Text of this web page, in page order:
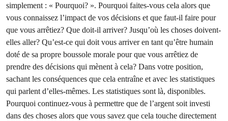
simplement : « Pourquoi? ». Pourquoi faites-vous cela alors que
vous connaissez l’impact de vos décisions et que faut-il faire pour
que vous arrêtiez? Que doit-il arriver? Jusqu’où les choses doivent-
elles aller? Qu’est-ce qui doit vous arriver en tant qu’être humain
doté de sa propre boussole morale pour que vous arrêtiez de
prendre des décisions qui mènent à cela? Dans votre position,
sachant les conséquences que cela entraîne et avec les statistiques
qui parlent d’elles-mêmes. Les statistiques sont là, disponibles.
Pourquoi continuez-vous à permettre que de l’argent soit investi
dans des choses alors que vous savez que cela touche directement